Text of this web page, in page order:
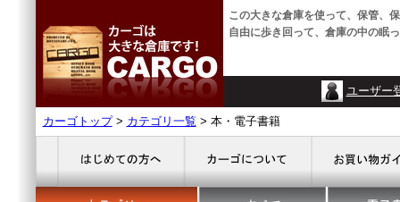
この大きな倉庫を使って、保管、
自由に歩き回って、倉庫の中の眠
ユーザー
カーゴトップ> カテゴリ一覧 > 本・電子書籍